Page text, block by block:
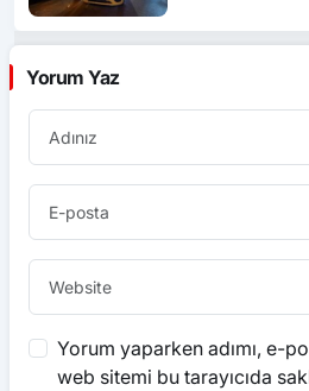
Yorum Yaz
Yorum yaparken adımı, e-
web sitemi bu tarayıcıda